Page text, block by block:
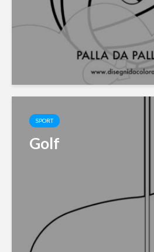
SPORT
Golf